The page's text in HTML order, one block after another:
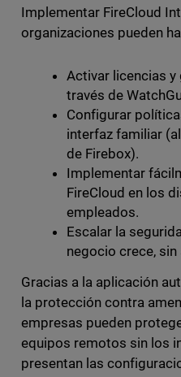
Implementar FireCloud
organizaciones pueden
Activar licencias
través de
Configurar
interfaz familiar
de Firebox).
Implementar
FireCloud en los
empleados.
Escalar la
negocio crece,
Gracias a la aplicación
la protección contra
empresas pueden
equipos remotos sin los
presentan las